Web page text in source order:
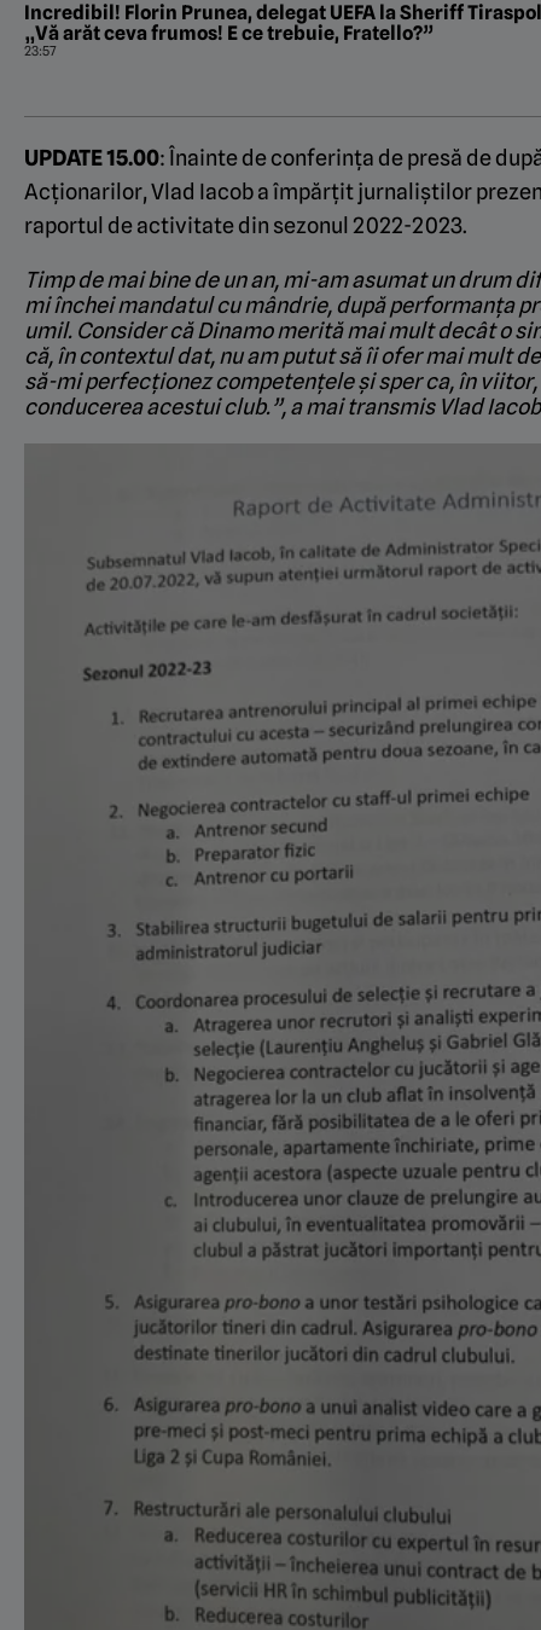
Incredibil! Florin Prunea, delegat UEFA la Sheriff
„Vă arăt ceva frumos! E ce trebuie, Fratello?”
23:57
UPDATE 15.00: Înainte de conferința de presă de
Acționarilor, Vlad Iacob a împărțit jurnaliștilor
raportul de activitate din sezonul 2022-2023.
Timp de mai bine de un an, mi-am asumat un drum
mi închei mandatul cu mândrie, după performanța
umil. Consider că Dinamo merită mai mult decât o
că, în contextul dat, nu am putut să îi ofer mai mult
să-mi perfecționez competențele și sper ca, în
conducerea acestui club.”, a mai transmis Vlad